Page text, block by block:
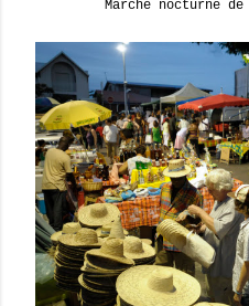
Marché nocturne